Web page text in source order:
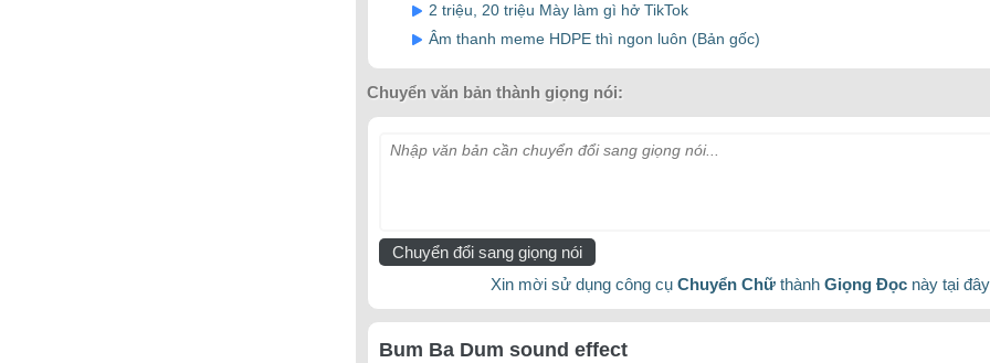
2 triệu, 20 triệu Mày làm gì hở TikTok
Âm thanh meme HDPE thì ngon luôn (Bản gốc)
Chuyển văn bản thành giọng nói:
Nhập văn bản cần chuyển đổi sang giọng nói...
Chuyển đổi sang giọng nói
Xin mời sử dụng công cụ Chuyển Chữ thành Giọng Đọc này tại
Bum Ba Dum sound effect